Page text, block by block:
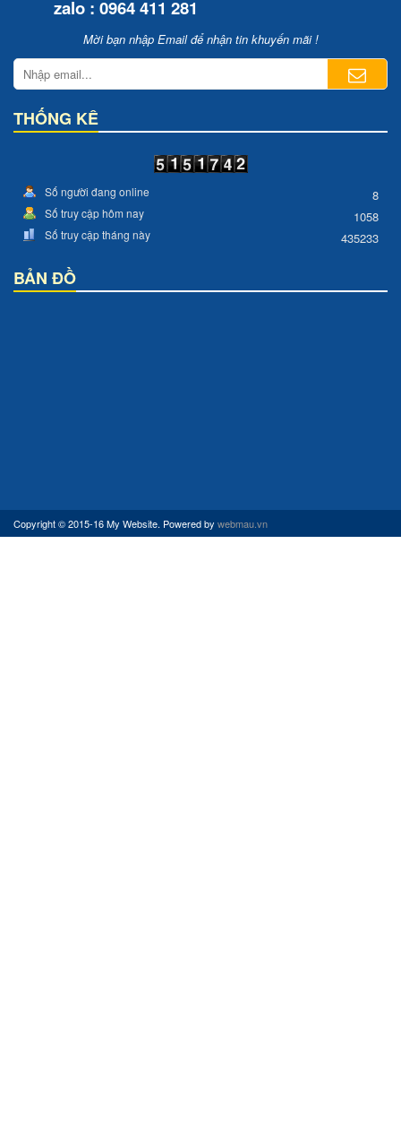
zalo : 0964 411 281
Mời bạn nhập Email để nhận tin khuyến mãi !
THỐNG KÊ
Số người đang online 8
Số truy cập hôm nay 1058
Số truy cập tháng này 435233
BẢN ĐỒ
Copyright © 2015-16 My Website. Powered by webmau.vn